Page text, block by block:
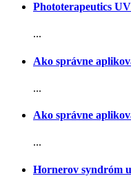
Phototerapeutics
...
Ako správne
...
Ako správne
...
Hornerov syndróm